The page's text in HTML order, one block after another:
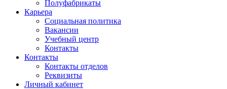
Полуфабрикаты
Карьера
Социальная политика
Вакансии
Учебный центр
Контакты
Контакты
Контакты отделов
Реквизиты
Личный кабинет